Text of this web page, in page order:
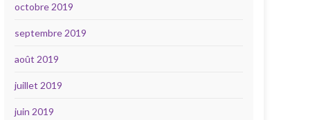
octobre 2019
septembre 2019
août 2019
juillet 2019
juin 2019